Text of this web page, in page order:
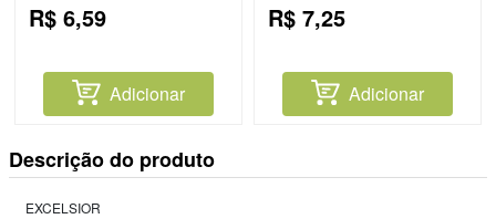
R$ 6,59
Adicionar
R$ 7,25
Adicionar
Descrição do produto
EXCELSIOR